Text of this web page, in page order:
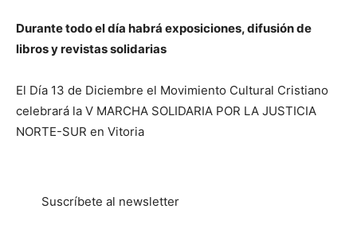
Durante todo el día habrá exposiciones, difusión de
libros y revistas solidarias
El Día 13 de Diciembre el Movimiento Cultural Cristiano
celebrará la V MARCHA SOLIDARIA POR LA JUSTICIA
NORTE-SUR en Vitoria
Suscríbete al newsletter